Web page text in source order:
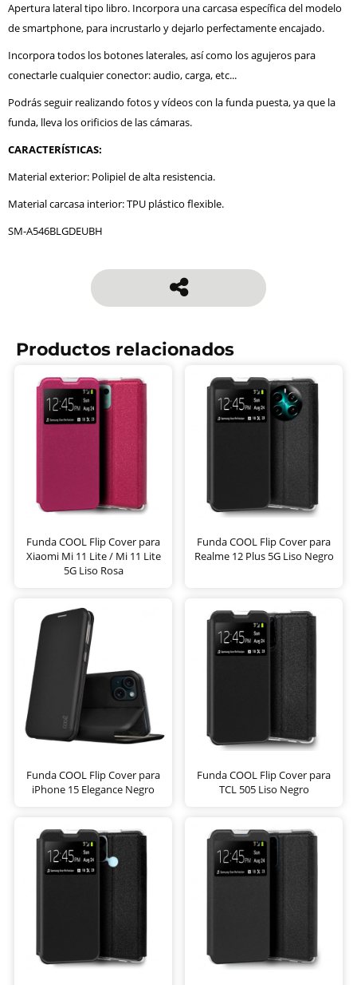
Apertura lateral tipo libro. Incorpora una carcasa específica del modelo
de smartphone, para incrustarlo y dejarlo perfectamente encajado.
Incorpora todos los botones laterales, así como los agujeros para
conectarle cualquier conector: audio, carga, etc...
Podrás seguir realizando fotos y vídeos con la funda puesta, ya que la
funda, lleva los orificios de las cámaras.
CARACTERÍSTICAS:
Material exterior: Polipiel de alta resistencia.
Material carcasa interior: TPU plástico flexible.
SM-A546BLGDEUBH
Productos relacionados
Funda COOL Flip Cover para
Xiaomi Mi 11 Lite / Mi 11 Lite
5G Liso Rosa
Funda COOL Flip Cover para
Realme 12 Plus 5G Liso Negro
Funda COOL Flip Cover para
iPhone 15 Elegance Negro
Funda COOL Flip Cover para
TCL 505 Liso Negro